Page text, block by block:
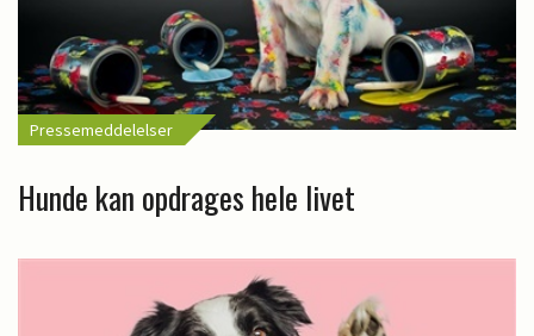
Pressemeddelelser
Hunde kan opdrages hele livet